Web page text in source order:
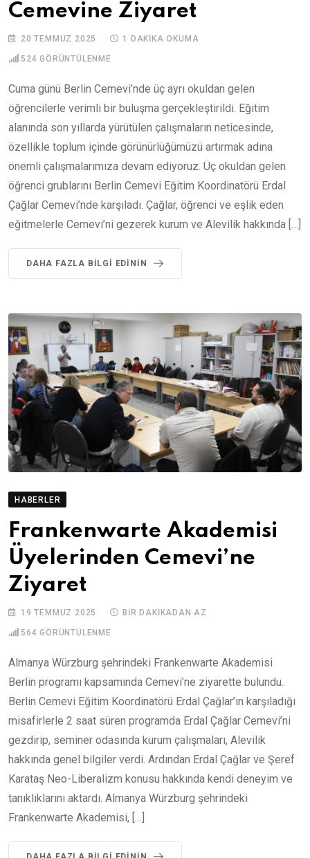
Cemevine Ziyaret
20 TEMMUZ 2025 1 DAKIKA OKUMA
524 GÖRÜNTÜLENME
Cuma günü Berlin Cemevi’nde üç ayrı okuldan gelen
öğrencilerle verimli bir buluşma gerçekleştirildi. Eğitim
alanında son yıllarda yürütülen çalışmaların neticesinde,
özellikle toplum içinde görünürlüğümüzü artırmak adına
önemli çalışmalarımıza devam ediyoruz. Üç okuldan gelen
öğrenci grublarını Berlin Cemevi Eğitim Koordinatörü Erdal
Çağlar Cemevi’nde karşıladı. Çağlar, öğrenci ve eşlik eden
eğitmelerle Cemevi’ni gezerek kurum ve Alevilik hakkında […]
DAHA FAZLA BILGI EDININ
HABERLER
Frankenwarte Akademisi
Üyelerinden Cemevi’ne
Ziyaret
19 TEMMUZ 2025 BIR DAKIKADAN AZ
564 GÖRÜNTÜLENME
Almanya Würzburg şehrindeki Frankenwarte Akademisi
Berlin programı kapsamında Cemevi’ne ziyarette bulundu.
Berlin Cemevi Eğitim Koordinatörü Erdal Çağlar’ın karşıladığı
misafirlerle 2 saat süren programda Erdal Çağlar Cemevi’ni
gezdirip, seminer odasında kurum çalışmaları, Alevilik
hakkında genel bilgiler verdi. Ardından Erdal Çağlar ve Şeref
Karataş Neo-Liberalizm konusu hakkında kendi deneyim ve
tanıklıklarını aktardı. Almanya Würzburg şehrindeki
Frankenwarte Akademisi, […]